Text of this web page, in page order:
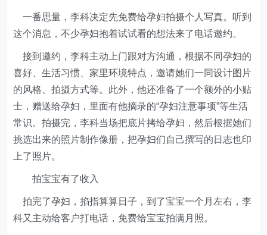
一番思量，李科决定先免费给孕妇拍摄个人写真。听到
这个消息，不少孕妇抱着试试看的想法来了电话邀约。
接到邀约，李科主动上门跟对方沟通，根据不同孕妇的
喜好、生活习惯、家里环境特点，邀请她们一同设计图片
的风格、拍摄方式等。此外，他还准备了一个额外的小贴
士，赠送给孕妇，里面有他摘录的“孕妇注意事项”等生活
常识。拍摄完，李科当场把底片拷给孕妇，然后根据她们
挑选出来的照片制作像册，把孕妇们自己撰写的日志也印
上了照片。
拍宝宝有了收入
拍完了孕妇，掐指算算日子，到了宝宝一个月左右，李
科又主动给客户打电话，免费给宝宝拍满月照。